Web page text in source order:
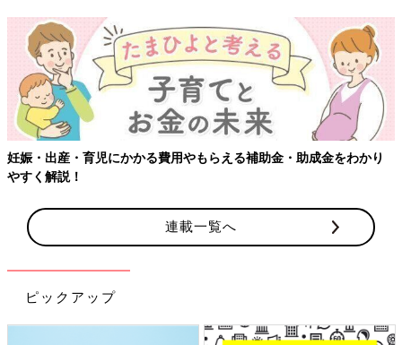
妊娠・出産・育児にかかる費用やもらえる補助金・助成金をわかり
やすく解説！
連載一覧へ
ピックアップ